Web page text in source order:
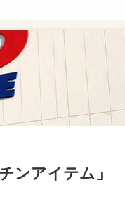
ンアイテム」